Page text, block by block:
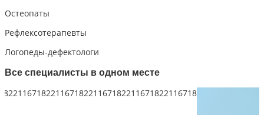
Остеопаты
Рефлексотерапевты
Логопеды-дефектологи
Все специалисты в одном месте